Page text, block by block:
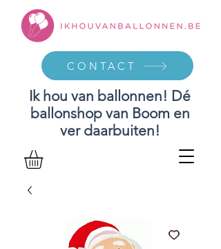
Ik hou van ballonnen! Dé
ballonshop van Boom en
ver daarbuiten!
CONTACT